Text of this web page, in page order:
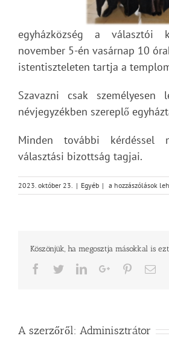
egyházközség a választói
november 5-én vasárnap 10
istentiszteleten tartja a
Szavazni csak
névjegyzékben szereplő
Minden további kérdéssel
választási bizottság tagjai.
2023. október 23. | Egyéb | A
Gyulai
tájékoztatója
a hozzászólások
Köszönjük, ha megosztja másokkal is
Facebook
TwitterLinkedInGoogle+Pinterest
A szerzőről: Adminisztrátor